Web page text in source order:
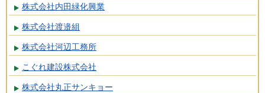
株式会社内田緑化興業
株式会社渡邉組
株式会社河辺工務所
こぐれ建設株式会社
株式会社丸正サンキョー